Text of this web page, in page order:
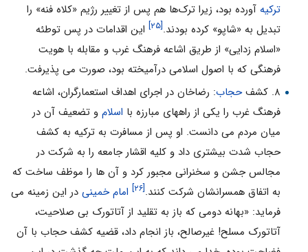
ترکیهآورده بود، زیرا ترک‌ها هم پس از تغییر رژیم «کلاه فنه» را
تبدیل به «شاپو» کرده بودند.[۲۵]
این اقدامات در پس توطئه
«اسلام زدایی» از طریق اشاعه فرهنگ غرب و مقابله با هویت
فرهنگی که با اصول اسلامی درآمیخته بود، صورت می پذیرفت.
۸. کشف
حجاب: رضاخان در اجرای اهداف استعمارگران، اشاعه
فرهنگ غرب را یکی از راههای مبارزه با اسلامو تضعیف آن در
میان مردم می دانست. او پس از مسافرت به ترکیه به کشف
حجاب شدت بیشتری داد و کلیه اقشار جامعه را به شرکت در
مجالس جشن و سخنرانی مجبور کرد و آن ها را موظف ساخت که
به اتفاق همسرانشان شرکت کنند.[۲۶] امام خمینیدر این زمینه می
فرماید: «بهانه دومی که باز به تقلید از آتاتورک بی صلاحیت،
آتاتورک مسلح! غیرصالح، باز انجام داد، قضیه کشف حجاب با آن